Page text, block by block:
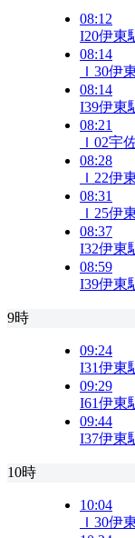
08:12
I20伊東
08:14
Ｉ30伊
08:14
I39伊東
08:21
Ｉ02宇
08:28
Ｉ22伊
08:31
Ｉ25伊
08:37
I32伊東
08:59
I39伊東
9時
09:24
I31伊東
09:29
I61伊東
09:44
I37伊東
10時
10:04
Ｉ30伊